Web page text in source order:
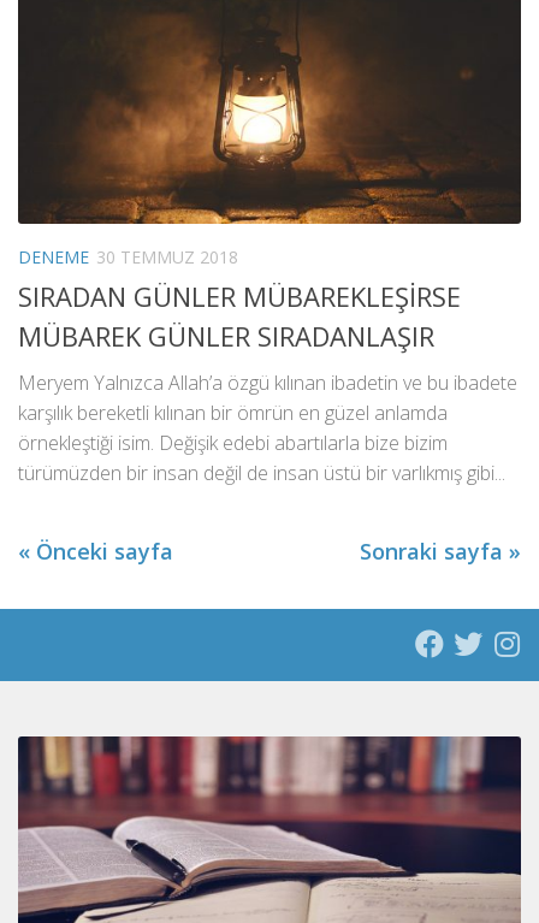
DENEME 30 TEMMUZ 2018
SIRADAN GÜNLER MÜBAREKLEŞİRSE
MÜBAREK GÜNLER SIRADANLAŞIR
Meryem Yalnızca Allah’a özgü kılınan ibadetin ve bu ibadete
karşılık bereketli kılınan bir ömrün en güzel anlamda
örnekleştiği isim. Değişik edebi abartılarla bize bizim
türümüzden bir insan değil de insan üstü bir varlıkmış gibi...
« Önceki sayfa Sonraki sayfa »